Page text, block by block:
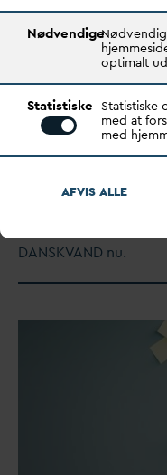
TEMA:
DANSKVAND nu.
Nødvendige
optimalt
Statistiske Statistiske
med at
med
AFVIS ALLE